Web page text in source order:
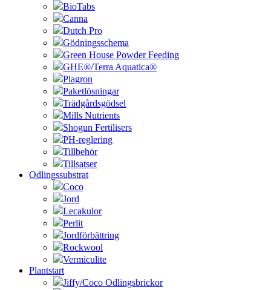
BioTabs
Canna
Dutch Pro
Gödningsschema
Green House Powder Feeding
GHE®/Terra Aquatica®
Plagron
Paketlösningar
Trädgårdsgödsel
Mills Nutrients
Shogun Fertilisers
PH-reglering
Tillbehör
Tillsatser
Odlingssubstrat
Coco
Jord
Lecakulor
Perlit
Jordförbättring
Rockwool
Vermiculite
Plantstart
Jiffy/Coco Odlingsbrickor